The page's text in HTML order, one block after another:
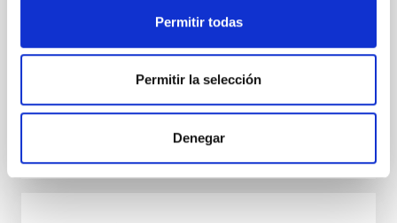
Permitir todas
Permitir la selección
Denegar
This work presents the analysis of seven mutual
observed during the last season of mutual events, in